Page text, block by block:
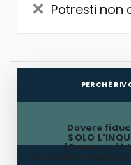
Potresti non
PERCHÉ
Dovere
SOLO
(Canone più
condizioni migliori